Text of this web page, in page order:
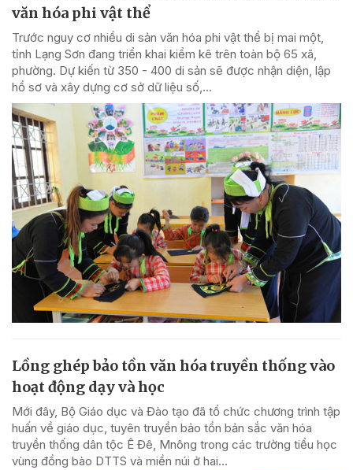
văn hóa phi vật thể
Trước nguy cơ nhiều di sản văn hóa phi vật thể bị mai một,
tỉnh Lạng Sơn đang triển khai kiểm kê trên toàn bộ 65 xã,
phường. Dự kiến từ 350 - 400 di sản sẽ được nhận diện, lập
hồ sơ và xây dựng cơ sở dữ liệu số,...
Lồng ghép bảo tồn văn hóa truyền thống vào
hoạt động dạy và học
Mới đây, Bộ Giáo dục và Đào tạo đã tổ chức chương trình tập
huấn về giáo dục, tuyên truyền bảo tồn bản sắc văn hóa
truyền thống dân tộc Ê Đê, Mnông trong các trường tiểu học
vùng đồng bào DTTS và miền núi ở hai...